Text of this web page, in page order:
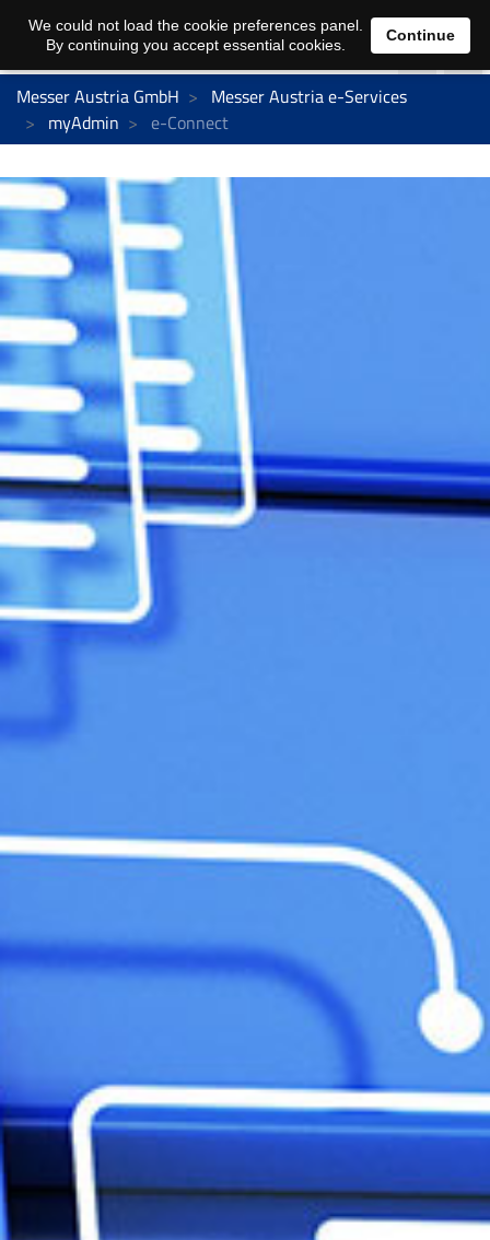
Messer Austria GmbH
Messer Austria e-Services
myAdmin
e-Connect
We could not load the cookie preferences panel.
By continuing you accept essential cookies.
Continue